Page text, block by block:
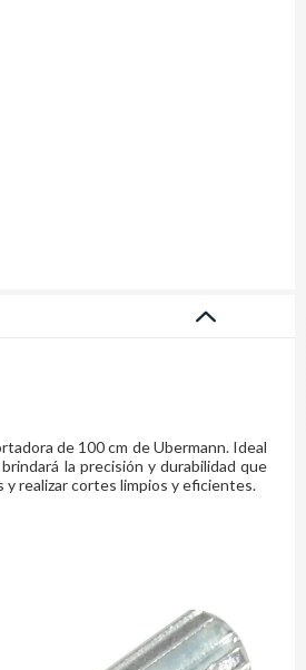
de 100 cm de Ubermann. Ideal
la precisión y durabilidad que
y realizar cortes limpios y eficientes.